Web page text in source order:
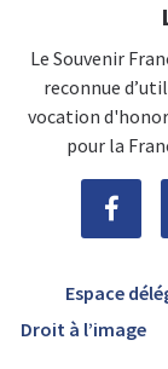
Le Souvenir
reconnue
vocation
pour la
Espace
Droit à l’image